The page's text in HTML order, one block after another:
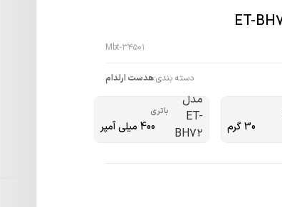
Mbt-34501
دسته بندی:هدست ارلدام
30 گرم
باتری
400 میلی آمپر